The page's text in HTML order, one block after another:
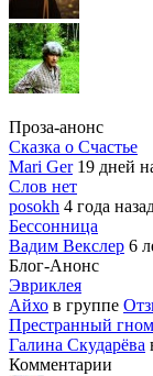
Проза-анонс
Сказка о Счастье
Mari Ger 19 дней
Слов нет
posokh 4 года
Бессонница
Вадим Векслер 6
Блог-Анонс
Эвриклея
Айхо в группе
Престранный гном
Галина Скударёва
Комментарии